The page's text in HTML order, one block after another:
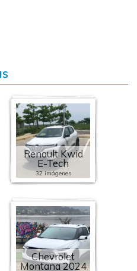
Renault Kwid
E-Tech
32 imágenes
Chevrolet
Montana 2024